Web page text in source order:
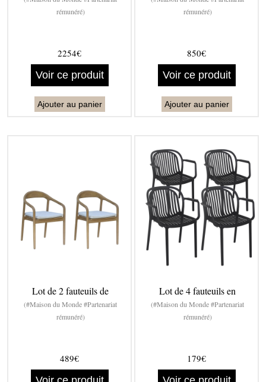
rémunéré)
2254€
Voir ce produit
Ajouter au panier
rémunéré)
850€
Voir ce produit
Ajouter au panier
Lot de 2 fauteuils de
(#Maison du Monde #Partenariat
rémunéré)
489€
Lot de 4 fauteuils en
(#Maison du Monde #Partenariat
rémunéré)
179€